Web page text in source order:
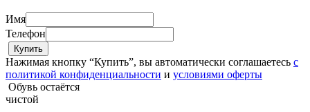
Имя
Телефон
Нажимая кнопку “Купить”, вы автоматически соглашаетесь с
политикой конфиденциальности и условиями оферты
Обувь остаётся
чистой